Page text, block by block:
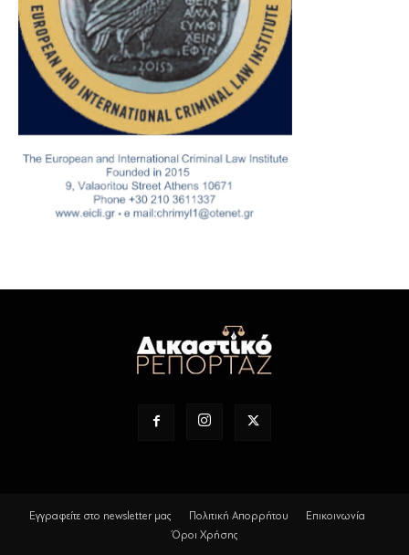
Εγγραφείτε στο newsletter μας Πολιτική Απορρήτου
Επικοινωνία
Όροι Χρήσης